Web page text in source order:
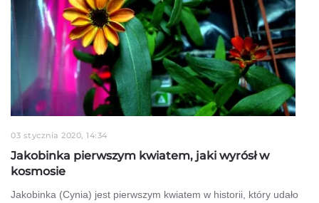
03 stycznia 2020, 14:34
Jakobinka pierwszym kwiatem, jaki wyrósł w
kosmosie
Jakobinka (Cynia) jest pierwszym kwiatem w historii, który udało